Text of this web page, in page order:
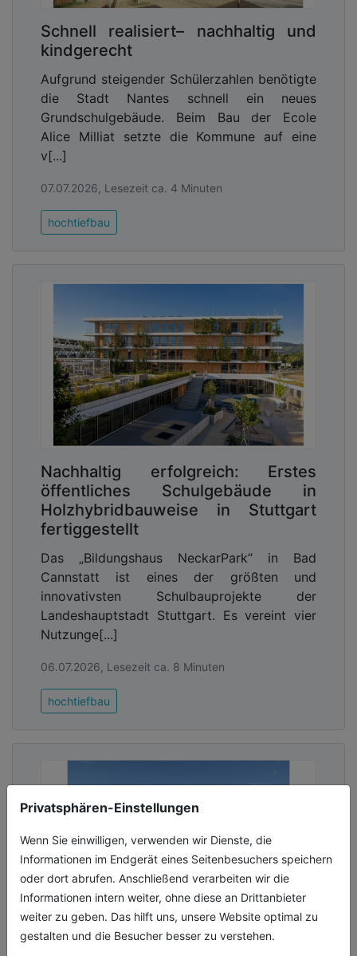
Privatsphären-Einstellungen
Wenn Sie einwilligen, verwenden wir Dienste, die
Informationen im Endgerät eines Seitenbesuchers speichern
oder dort abrufen. Anschließend verarbeiten wir die
Informationen intern weiter, ohne diese an Drittanbieter
weiter zu geben. Das hilft uns, unsere Website optimal zu
gestalten und die Besucher besser zu verstehen.
Mit ihrer hohen Effizienz, brillanten Optik und
technischen Leistungsfähigkeit leistet die
Sonnenschutzverglasung von Saint-Gobain Glass
einen wichtigen Beitrag zu architektonischer
Qualität, Nutzerkomfort und Energieeffizienz des
„QH Track“ – einem der zentralen Bausteine der
neuen Europacity.
Abonnieren Sie unseren Newsletter mit
Link zur kostenlosen PDF Ausgabe der
Schnell realisiert– nachhaltig und
kindgerecht
Aufgrund steigender Schülerzahlen benötigte
die Stadt Nantes schnell ein neues
Grundschulgebäude. Beim Bau der Ecole
Alice Milliat setzte die Kommune auf eine
v[...]
07.07.2026, Lesezeit ca. 4 Minuten
hochtiefbau
Nachhaltig erfolgreich: Erstes
öffentliches Schulgebäude in
Holzhybridbauweise in Stuttgart
fertiggestellt
Das „Bildungshaus NeckarPark“ in Bad
Cannstatt ist eines der größten und
innovativsten Schulbauprojekte der
Landeshauptstadt Stuttgart. Es vereint vier
Nutzunge[...]
06.07.2026, Lesezeit ca. 8 Minuten
hochtiefbau